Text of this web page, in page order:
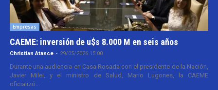
Empresas
CAEME: inversión de u$s 8.000 M en seis años
Christian Atance - 29/05/2026 15:00
Durante una audiencia en Casa Rosada con el presidente de la Nación,
Javier Milei, y el ministro de Salud, Mario Lugones, la CAEME
oficializó...